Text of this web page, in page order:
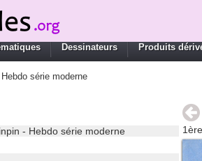
Dessinateurs Produits
série moderne
- Hebdo série moderne